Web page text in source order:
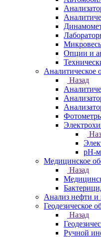
Опции и
Аналитическое
Назад
pH-
Медицинское
Назад
Анализ нефти и
Геодезическое
Назад
Ручной